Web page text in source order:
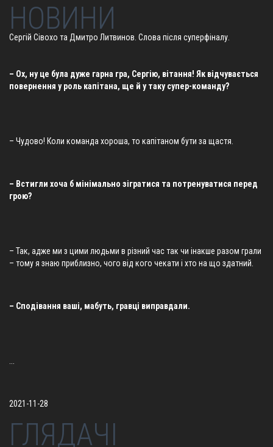
НОВИНИ
Сергій Сівохо та Дмитро Литвинов. Слова після суперфіналу.
– Ох, ну це була дуже гарна гра, Сергію, вітання! Як відчувається
повернення у роль капітана, ще й у таку супер-команду?
– Чудово! Коли команда хороша, то капітаном бути за щастя.
– Встигли хоча б мінімально зігратися та потренуватися перед
грою?
– Так, адже ми з цими людьми в різний час так чи інакше разом грали
– тому я знаю приблизно, чого від кого чекати і хто на що здатний.
– Сподівання ваші, мабуть, гравці виправдали.
2021-11-28
ГЛЯДАЧІ